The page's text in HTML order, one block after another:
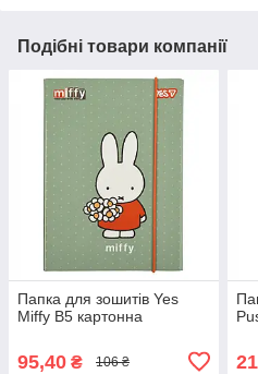
Подібні товари компанії
Папка для зошитів Yes
Miffy В5 картонна
95,40 ₴ 106 ₴